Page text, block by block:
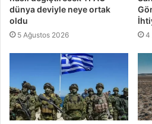
dünya deviyle neye ortak
oldu
5 Ağustos 2026 4